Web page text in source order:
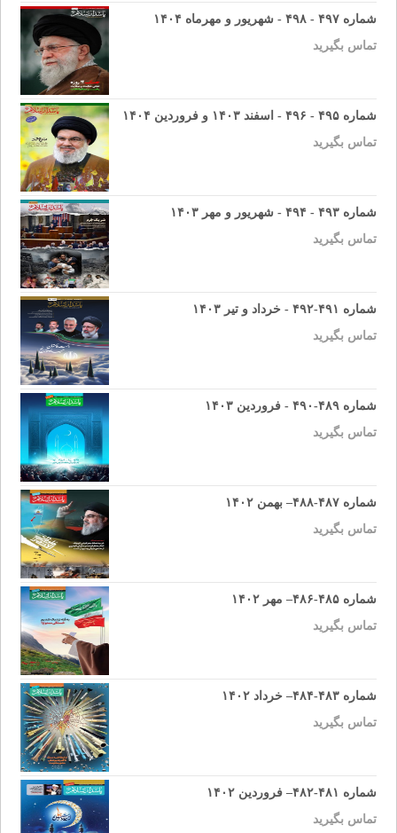
شماره ۴۹۷ - ۴۹۸ - شهریور و مهرماه ۱۴۰۴
تماس بگیرید
شماره ۴۹۵ - ۴۹۶ - اسفند ۱۴۰۳ و فروردین ۱۴۰۴
تماس بگیرید
شماره ۴۹۳ - ۴۹۴ - شهریور و مهر ۱۴۰۳
تماس بگیرید
شماره ۴۹۱-۴۹۲ - خرداد و تیر ۱۴۰۳
تماس بگیرید
شماره ۴۸۹-۴۹۰ - فروردین ۱۴۰۳
تماس بگیرید
شماره ۴۸۷-۴۸۸– بهمن ۱۴۰۲
تماس بگیرید
شماره ۴۸۵-۴۸۶– مهر ۱۴۰۲
تماس بگیرید
شماره ۴۸۳-۴۸۴– خرداد ۱۴۰۲
تماس بگیرید
شماره ۴۸۱-۴۸۲– فروردین ۱۴۰۲
تماس بگیرید